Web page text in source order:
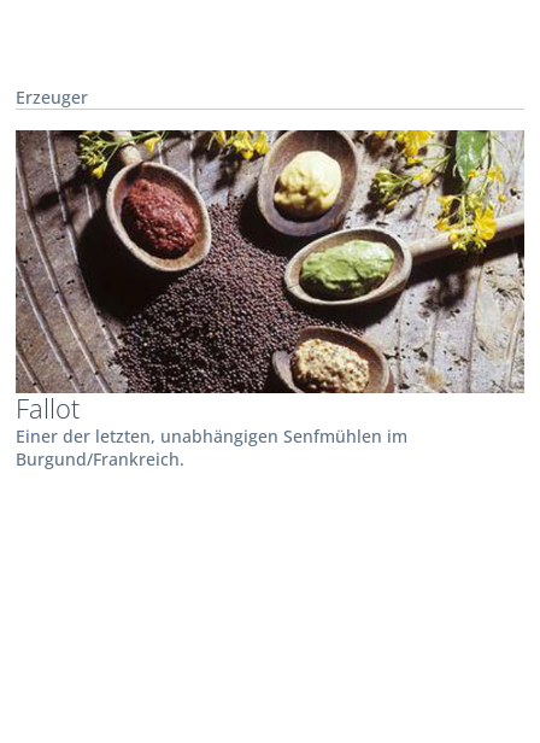
Erzeuger
Fallot
Einer der letzten, unabhängigen Senfmühlen im
Burgund/Frankreich.